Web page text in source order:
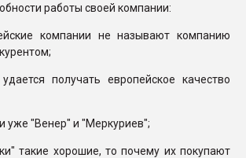
работы своей компании:
компании не называют компанию
получать европейское качество
уже "Венер" и "Меркуриев";
такие хорошие, то почему их покупают